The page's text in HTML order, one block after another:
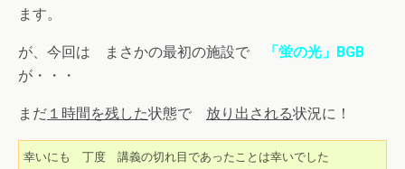
ます。
が、今回は まさかの最初の施設で
「蛍の光」BGB
が・・・
まだ １時間を残した状態で 放り出される状況に！
幸いにも　丁度　講義の切れ目であったことは幸いでした